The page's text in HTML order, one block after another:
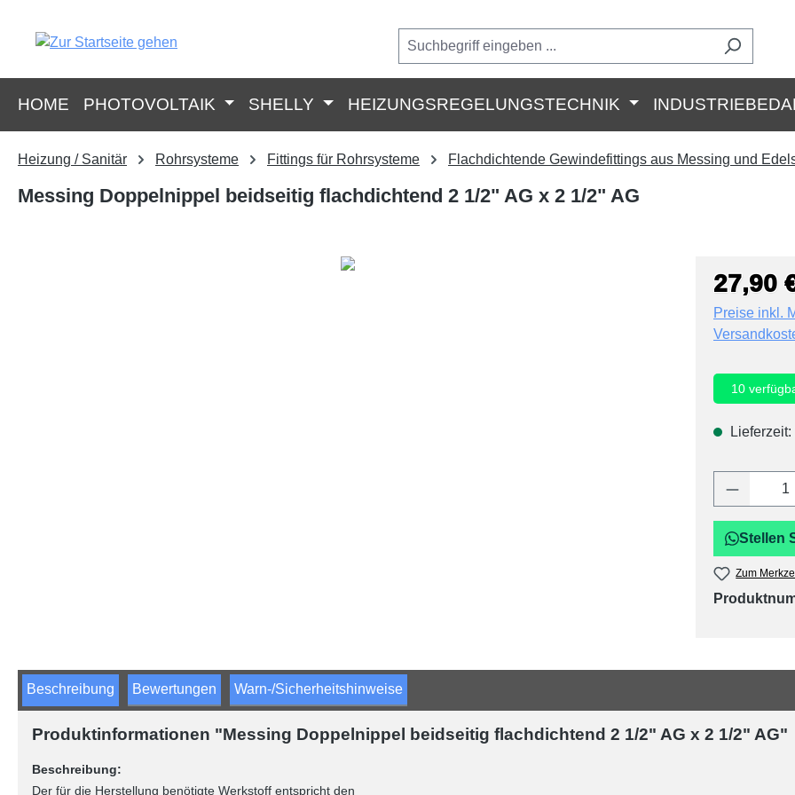
HOME PHOTOVOLTAIK SHELLY HEIZUNGSREGELUNGSTECHNIK
Heizung / Sanitär Rohrsysteme Fittings für Rohrsysteme Flachdichtende Gewindefittings aus Messing und
Messing Doppelnippel beidseitig flachdichtend 2 1/2" AG x 2 1/2" AG
27,90
Preise inkl.
10
Stellen
Zum
Beschreibung Bewertungen Warn-/Sicherheitshinweise
Produktinformationen "Messing Doppelnippel beidseitig flachdichtend 2 1/2" AG x 2 1/2" AG"
Beschreibung:
Der für die Herstellung benötigte Werkstoff entspricht den